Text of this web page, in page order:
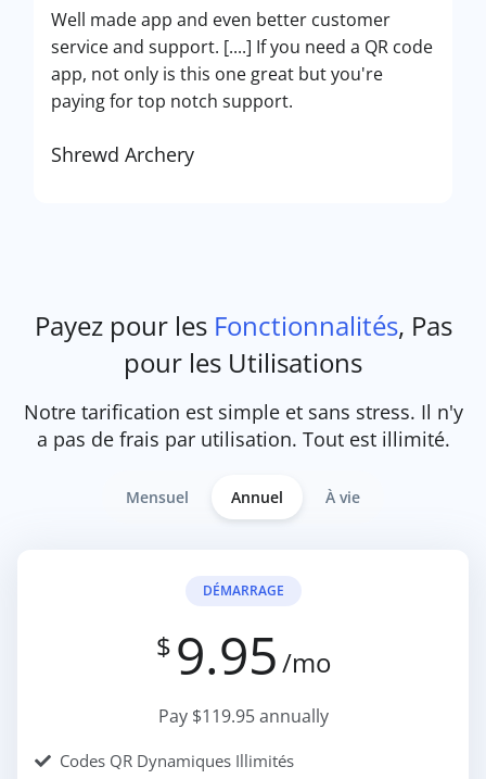
Well made app and even better customer
service and support. [....] If you need a QR code
app, not only is this one great but you're
paying for top notch support.
Shrewd Archery
Payez pour les Fonctionnalités, Pas
pour les Utilisations
Notre tarification est simple et sans stress. Il n'y
a pas de frais par utilisation. Tout est illimité.
Mensuel Annuel À vie
DÉMARRAGE
$ 9.95/mo
Pay $119.95 annually
Codes QR Dynamiques Illimités